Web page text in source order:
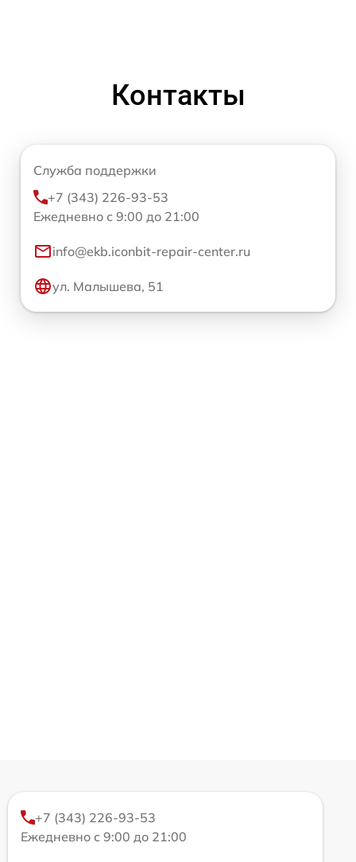
Контакты
Служба поддержки
+7 (343) 226-93-53
Ежедневно с 9:00 до 21:00
info@ekb.iconbit-repair-center.ru
ул. Малышева, 51
+7 (343) 226-93-53
Ежедневно с 9:00 до 21:00